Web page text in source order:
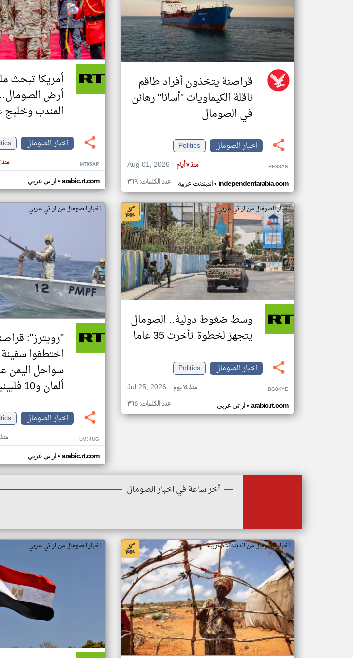
قراصنة يتخذون أفراد طاقم
ناقلة الكيماويات "أسانا" رهائن
في الصومال
اخبار الصومال
Politics
Aug 01, 2026
منذ ٧ أيام RE88AN
اندبندنت عربية• independentarabia.com عدد الكلمات: ٣٦٩
أمريكا تبحث
أرض
المندب
اخبار الصومال
منذ ٧ أيام MT85AP
ار تي عربي• arabic.rt.com
اخبار الصومال من ار تي عربي
وسط ضغوط دولية.. الصومال
يتجهز لخطوة تأخرت 35 عاما
اخبار الصومال
Politics
Jul 25, 2026
منذ ١٤ يوم BG04YE
ار تي عربي• arabic.rt.com عدد الكلمات: ٣٦٥
اخبار الصومال من ار تي عربي
"رويترز":
اختطفوا
ألمان و10 فلبينيين
اخبار الصومال
منذ ١٦ LM34UG
ار تي عربي• arabic.rt.com
أخر ساعة في اخبار الصومال
اخبار الصومال من اندبندنت عربية اخبار الصومال من ار تي عربي